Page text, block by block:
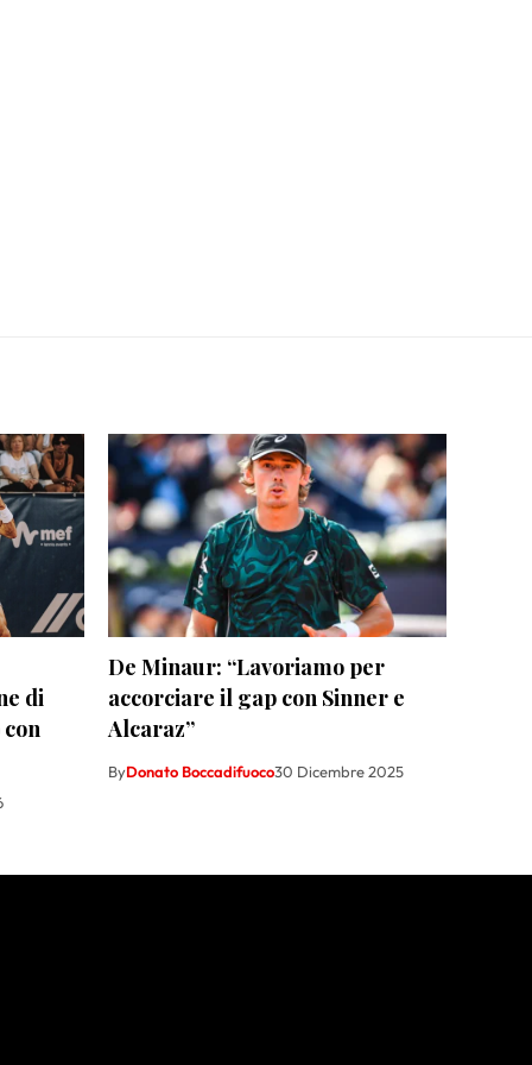
di
De Minaur: “Lavoriamo per
accorciare il gap con Sinner e
Alcaraz”
ByDonato Boccadifuoco30 Dicembre 2025